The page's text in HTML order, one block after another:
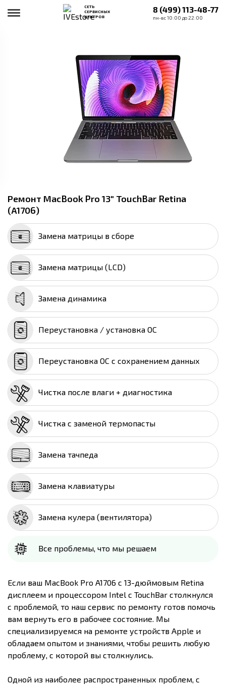
СЕТЬ
СЕРВИСНЫХ
ЦЕНТРОВ
8 (499) 113-48-77
пн-вс 10:00 до 22:00
Ремонт MacBook Pro 13" TouchBar Retina
(A1706)
Замена матрицы в сборе
Замена матрицы (LCD)
Замена динамика
Переустановка / установка ОС
Переустановка ОС с сохранением данных
Чистка после влаги + диагностика
Чистка с заменой термопасты
Замена тачпеда
Замена клавиатуры
Замена кулера (вентилятора)
Все проблемы, что мы решаем
Если ваш MacBook Pro A1706 с 13-дюймовым Retina
дисплеем и процессором Intel с TouchBar столкнулся
с проблемой, то наш сервис по ремонту готов помочь
вам вернуть его в рабочее состояние. Мы
специализируемся на ремонте устройств Apple и
обладаем опытом и знаниями, чтобы решить любую
проблему, с которой вы столкнулись.
Одной из наиболее распространенных проблем, с